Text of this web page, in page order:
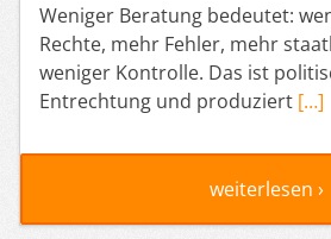
Weniger Beratung bedeutet:
Rechte, mehr Fehler, mehr
weniger Kontrolle. Das ist
Entrechtung und produziert […]
weiterlesen ›